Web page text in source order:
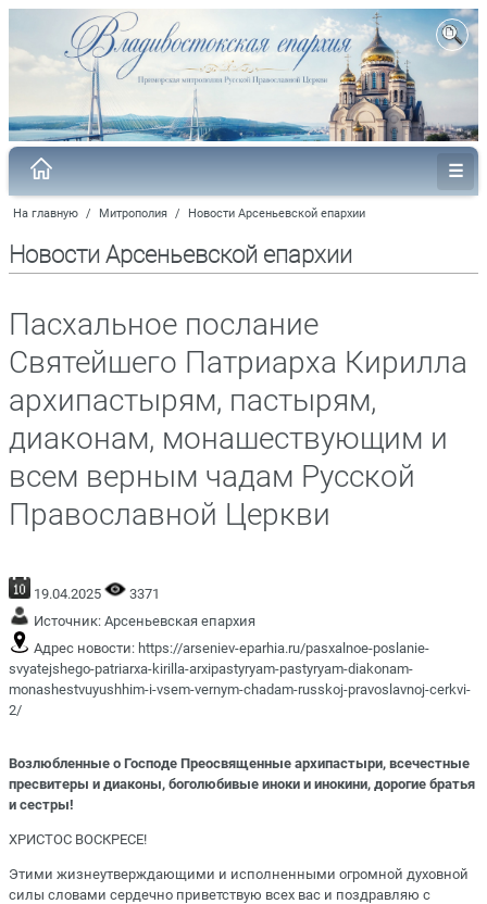
На главную / Митрополия / Новости Арсеньевской епархии
Новости Арсеньевской епархии
Пасхальное послание
Святейшего Патриарха Кирилла
архипастырям, пастырям,
диаконам, монашествующим и
всем верным чадам Русской
Православной Церкви
19.04.2025
3371
Источник: Арсеньевская епархия
Адрес новости: https://arseniev-eparhia.ru/pasxalnoe-poslanie-
svyatejshego-patriarxa-kirilla-arxipastyryam-pastyryam-diakonam-
monashestvuyushhim-i-vsem-vernym-chadam-russkoj-pravoslavnoj-cerkvi-
2/
Возлюбленные о Господе Преосвященные архипастыри, всечестные
пресвитеры и диаконы, боголюбивые иноки и инокини, дорогие братья
и сестры!
ХРИСТОС ВОСКРЕСЕ!
Этими жизнеутверждающими и исполненными огромной духовной
силы словами сердечно приветствую всех вас и поздравляю с